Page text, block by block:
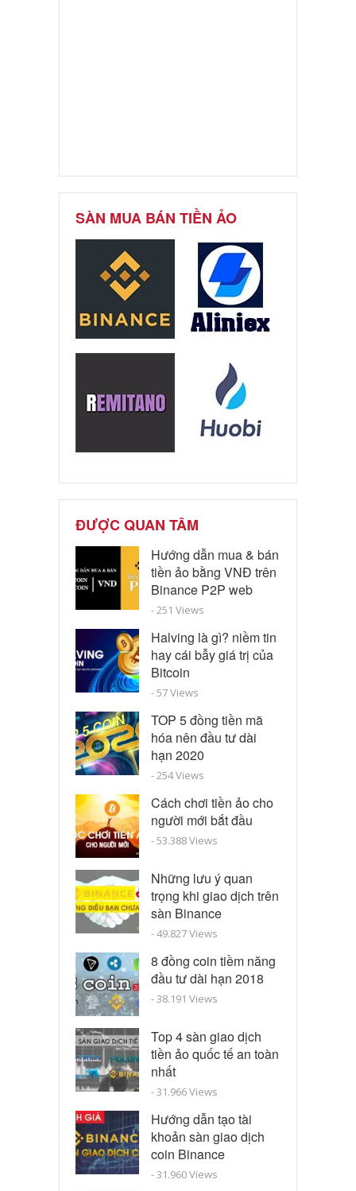
SÀN MUA BÁN TIỀN ẢO
ĐƯỢC QUAN TÂM
Hướng dẫn mua & bán
tiền ảo bằng VNĐ trên
Binance P2P web
- 251 Views
Halving là gì? niềm tin
hay cái bẫy giá trị của
Bitcoin
- 57 Views
TOP 5 đồng tiền mã
hóa nên đầu tư dài
hạn 2020
- 254 Views
Cách chơi tiền ảo cho
người mới bắt đầu
- 53.388 Views
Những lưu ý quan
trọng khi giao dịch trên
sàn Binance
- 49.827 Views
8 đồng coin tiềm năng
đầu tư dài hạn 2018
- 38.191 Views
Top 4 sàn giao dịch
tiền ảo quốc tế an toàn
nhất
- 31.966 Views
Hướng dẫn tạo tài
khoản sàn giao dịch
coin Binance
- 31.960 Views